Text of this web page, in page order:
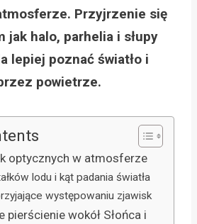
Przyjrzenie się
jak halo, parhelia i słupy
lepiej poznać światło i
powietrze.
optycznych w atmosferze
lodu i kąt padania światła
występowaniu zjawisk
pierścienie wokół Słońca i